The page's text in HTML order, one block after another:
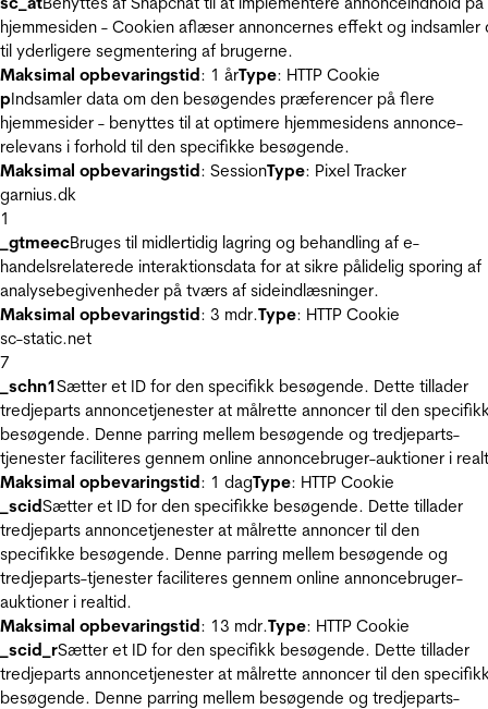
hjemmesiden - Cookien aflæser annoncernes effekt og indsamler
til yderligere segmentering af brugerne.
Maksimal opbevaringstid: 1 årType: HTTP Cookie
pIndsamler data om den besøgendes præferencer på flere
hjemmesider - benyttes til at optimere hjemmesidens annonce-
relevans i forhold til den specifikke besøgende.
Maksimal opbevaringstid: SessionType: Pixel Tracker
garnius.dk
1
_gtmeecBruges til midlertidig lagring og behandling af e-
handelsrelaterede interaktionsdata for at sikre pålidelig sporing af
analysebegivenheder på tværs af sideindlæsninger.
Maksimal opbevaringstid: 3 mdr.Type: HTTP Cookie
sc-static.net
7
_schn1Sætter et ID for den specifikk besøgende. Dette tillader
tredjeparts annoncetjenester at målrette annoncer til den
besøgende. Denne parring mellem besøgende og tredjeparts-
tjenester faciliteres gennem online annoncebruger-auktioner i
Maksimal opbevaringstid: 1 dagType: HTTP Cookie
_scidSætter et ID for den specifikke besøgende. Dette tillader
tredjeparts annoncetjenester at målrette annoncer til den
specifikke besøgende. Denne parring mellem besøgende og
tredjeparts-tjenester faciliteres gennem online annoncebruger-
auktioner i realtid.
Maksimal opbevaringstid: 13 mdr.Type: HTTP Cookie
_scid_rSætter et ID for den specifikk besøgende. Dette tillader
tredjeparts annoncetjenester at målrette annoncer til den
besøgende. Denne parring mellem besøgende og tredjeparts-